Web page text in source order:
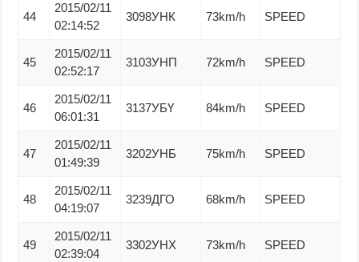
44
2015/02/11
02:14:52
3098УНК 73km/h SPEED
45
2015/02/11
02:52:17
3103УНП 72km/h SPEED
46
2015/02/11
06:01:31
3137УБҮ 84km/h SPEED
47
2015/02/11
01:49:39
3202УНБ 75km/h SPEED
48
2015/02/11
04:19:07
3239ДГО 68km/h SPEED
49
2015/02/11
02:39:04
3302УНХ 73km/h SPEED